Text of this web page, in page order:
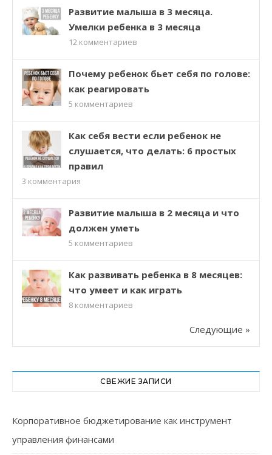
Развитие малыша в 3 месяца.
Умелки ребенка в 3 месяца
12 комментариев
Почему ребенок бьет себя по голове:
как реагировать
5 комментариев
Как себя вести если ребенок не
слушается, что делать: 6 простых
правил
3 комментария
Развитие малыша в 2 месяца и что
должен уметь
5 комментариев
Как развивать ребенка в 8 месяцев:
что умеет и как играть
8 комментариев
Следующие »
СВЕЖИЕ ЗАПИСИ
Корпоративное бюджетирование как инструмент
управления финансами